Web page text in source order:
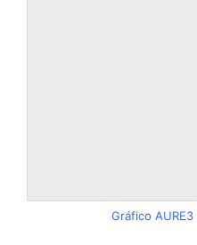
Gráfico AURE3